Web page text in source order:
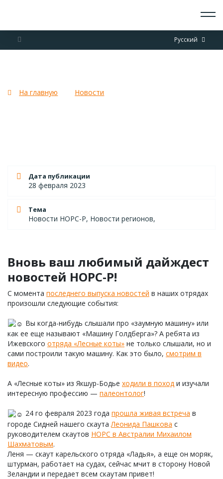
Русский
О СКАУТАХ
ДОКУМЕНТЫ
На главную Новости
Дата публикации
28 февраля 2023
Тема
Новости НОРС-Р, Новости регионов,
Вновь ваш любимый дайждест
новостей НОРС-Р!
С момента последнего выпуска новостей в наших отрядах
произошли следующие события:
Вы когда-нибудь слышали про «заумную машину» или
как ее еще называют «Машину Голдберга»? А ребята из
Ижевского отряда «Лесные коты» не только слышали, но и
сами построили такую машину. Как это было, смотрим в
видео.
А «Лесные коты» из Якшур-Бодье ходили в поход и изучали
интересную профессию — палеонтолог!
24 го февраля 2023 года прошла живая встреча в
городе Сидней нашего скаута Леонида Пашкова с
руководителем скаутов НОРС в Австралии Михаилом
Шахматовым.
Леня — скаут карельского отряда «Ладья», а еще он моряк,
штурман, работает на судах, сейчас мчит в сторону Новой
Зеландии и передает всем скаутам привет!